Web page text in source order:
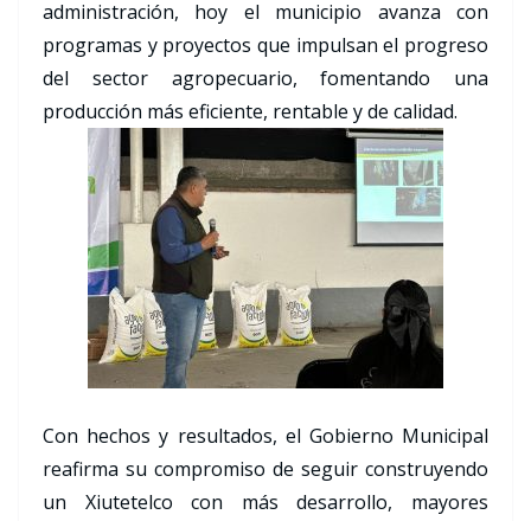
administración, hoy el municipio avanza con
programas y proyectos que impulsan el progreso
del sector agropecuario, fomentando una
producción más eficiente, rentable y de calidad.
Con hechos y resultados, el Gobierno Municipal
reafirma su compromiso de seguir construyendo
un Xiutetelco con más desarrollo, mayores